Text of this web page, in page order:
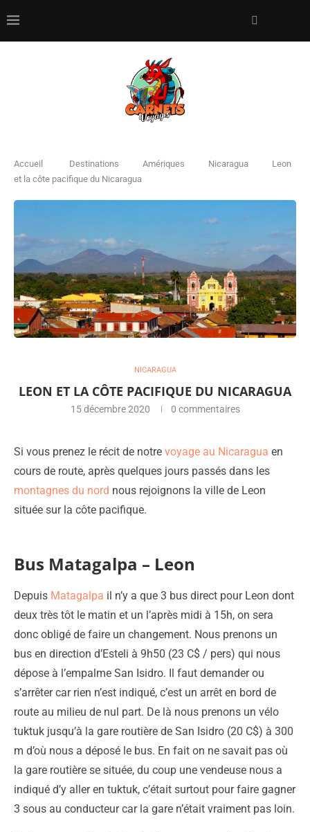
Accueil Destinations Amériques Nicaragua
Leon
et la côte pacifique du Nicaragua
NICARAGUA
LEON ET LA CÔTE PACIFIQUE DU NICARAGUA
15 décembre 2020 0 commentaires
Si vous prenez le récit de notre voyage au Nicaragua en
cours de route, après quelques jours passés dans les
montagnes du nord nous rejoignons la ville de Leon
située sur la côte pacifique.
Bus Matagalpa – Leon
Depuis Matagalpa il n’y a que 3 bus direct pour Leon dont
deux très tôt le matin et un l’après midi à 15h, on sera
donc obligé de faire un changement. Nous prenons un
bus en direction d’Esteli à 9h50 (23 C$ / pers) qui nous
dépose à l’empalme San Isidro. Il faut demander ou
s’arrêter car rien n’est indiqué, c’est un arrêt en bord de
route au milieu de nul part. De là nous prenons un vélo
tuktuk jusqu’à la gare routière de San Isidro (20 C$) à 300
m d’où nous a déposé le bus. En fait on ne savait pas où
la gare routière se située, du coup une vendeuse nous a
indiqué d’y aller en tuktuk, c’était surtout pour faire gagner
3 sous au conducteur car la gare n’était vraiment pas loin.